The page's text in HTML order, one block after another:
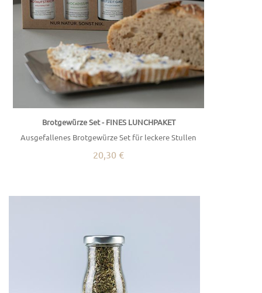
Brotgewürze Set - FINES LUNCHPAKET
Ausgefallenes Brotgewürze Set für leckere Stullen
20,30 €